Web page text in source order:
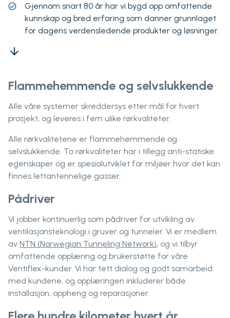
Gjennom snart 80 år har vi bygd opp omfattende
kunnskap og bred erfaring som danner grunnlaget
for dagens verdensledende produkter og løsninger.
arrow_downward
Flammehemmende og selvslukkende
Alle våre systemer skreddersys etter mål for hvert
prosjekt, og leveres i fem ulike rørkvaliteter.
Alle rørkvalitetene er flammehemmende og
selvslukkende. To rørkvaliteter har i tillegg anti-statiske
egenskaper og er spesialutviklet for miljøer hvor det kan
finnes lettantennelige gasser.
Pådriver
Vi jobber kontinuerlig som pådriver for utvikling av
ventilasjonsteknologi i gruver og tunneler. Vi er medlem
av NTN (Norwegian Tunneling Network), og vi tilbyr
omfattende opplæring og brukerstøtte for våre
Ventiflex-kunder. Vi har tett dialog og godt samarbeid
med kundene, og opplæringen inkluderer både
installasjon, oppheng og reparasjoner.